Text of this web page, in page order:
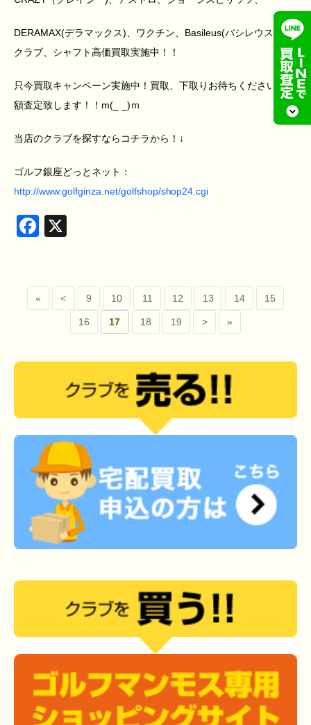
DERAMAX(デラマックス)、ワクチン、Basileus(バシレウス)等
クラブ、シャフト高価買取実施中！！
只今買取キャンペーン実施中！買取、下取りお待ちください！高
額査定致します！！m(_ _)ｍ
当店のクラブを探すならコチラから！↓
ゴルフ銀座どっとネット：
http://www.golfginza.net/golfshop/shop24.cgi
Facebook
« < 9 10 11 12 13 14 15
16 17 18 19 > »